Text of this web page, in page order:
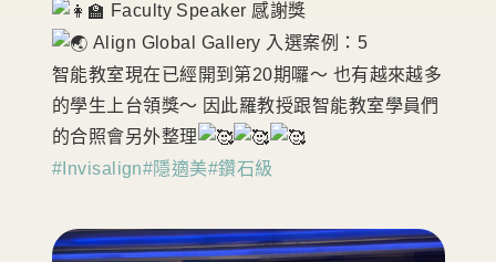
Faculty Speaker 感謝獎
Align Global Gallery 入選案例：5
智能教室現在已經開到第20期囉～ 也有越來越多
的學生上台領獎～ 因此羅教授跟智能教室學員們
的合照會另外整理
#Invisalign#隱適美#鑽石級